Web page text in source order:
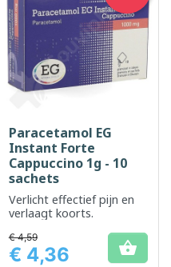
Paracetamol EG
Instant Forte
Cappuccino 1g - 10
sachets
Verlicht effectief pijn en
verlaagt koorts.
Prijs
€ 4,59
€ 4,36 